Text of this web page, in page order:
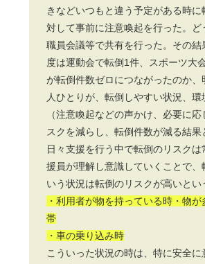
きなどいつもと違う予定がある時
対して事前に注意喚起を行った。
職員会議等で共有を行った。その
度は運動会で転倒1件、スポーツ大
が転倒件数ゼロにつながったのか
人ひとりが、転倒しやすい状況、
（注意喚起などの声かけ、必要に
スクを減らし、転倒件数が減る結果
日々支援を行う中で転倒のリスク
援員が理解し意識していくことで
いう状況は転倒のリスクが高いとい
・利用者が物を持っている時・物
帯
・車の乗り込み時
こういった状況の時は、特に安全